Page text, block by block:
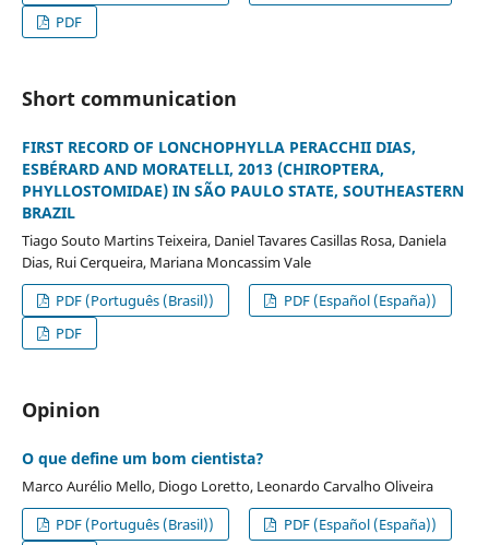
PDF
Short communication
FIRST RECORD OF LONCHOPHYLLA PERACCHII DIAS,
ESBÉRARD AND MORATELLI, 2013 (CHIROPTERA,
PHYLLOSTOMIDAE) IN SÃO PAULO STATE, SOUTHEASTERN
BRAZIL
Tiago Souto Martins Teixeira, Daniel Tavares Casillas Rosa, Daniela
Dias, Rui Cerqueira, Mariana Moncassim Vale
PDF (Português (Brasil))
PDF (Español (España))
PDF
Opinion
O que define um bom cientista?
Marco Aurélio Mello, Diogo Loretto, Leonardo Carvalho Oliveira
PDF (Português (Brasil))
PDF (Español (España))